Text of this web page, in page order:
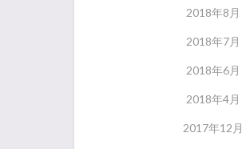
2018年8月
2018年7月
2018年6月
2018年4月
2017年12月